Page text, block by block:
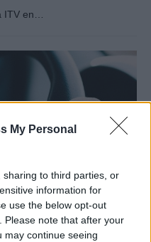
My Personal
to third parties, or
information for
use the below opt-out
Please note that after your
may continue seeing
ITV en…
internacional